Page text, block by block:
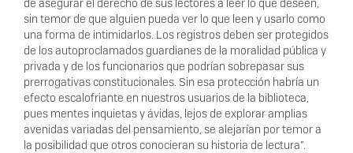
de asegurar el derecho de sus lectores a leer lo que deseen,
sin temor de que alguien pueda ver lo que leen y usarlo como
una forma de intimidarlos. Los registros deben ser protegidos
de los autoproclamados guardianes de la moralidad pública y
privada y de los funcionarios que podrían sobrepasar sus
prerrogativas constitucionales. Sin esa protección habría un
efecto escalofriante en nuestros usuarios de la biblioteca,
pues mentes inquietas y ávidas, lejos de explorar amplias
avenidas variadas del pensamiento, se alejarían por temor a
la posibilidad que otros conocieran su historia de lectura”.